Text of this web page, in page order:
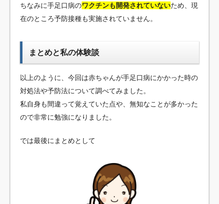
ちなみに手足口病のワクチンも開発されていないため、現
在のところ予防接種も実施されていません。
まとめと私の体験談
以上のように、今回は赤ちゃんが手足口病にかかった時の
対処法や予防法について調べてみました。
私自身も間違って覚えていた点や、無知なことが多かった
ので非常に勉強になりました。
では最後にまとめとして